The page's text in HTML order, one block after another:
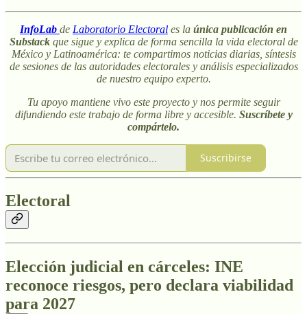
InfoLab de Laboratorio Electoral es la única publicación en
Substackque sigue y explica de forma sencilla la vida electoral de
México y Latinoamérica: te compartimos noticias diarias, síntesis
de sesiones de las autoridades electorales y análisis especializados
de nuestro equipo experto.
Tu apoyo mantiene vivo este proyecto y nos permite seguir
difundiendo este trabajo de forma libre y accesible. Suscríbete y
compártelo.
Suscribirse
Electoral
Elección judicial en cárceles: INE
reconoce riesgos, pero declara viabilidad
para 2027